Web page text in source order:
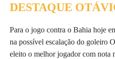
DESTAQUE
Para o jogo contra o Bahia hoje
na possível escalação do goleiro
eleito o melhor jogador com nota